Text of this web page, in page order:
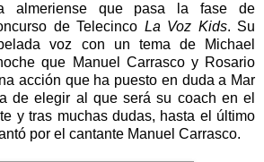
almeriense que pasa la fase de
de Telecinco La Voz Kids. Su
voz con un tema de Michael
que Manuel Carrasco y Rosario
acción que ha puesto en duda a Mar
de elegir al que será su coach en el
y tras muchas dudas, hasta el último
por el cantante Manuel Carrasco.